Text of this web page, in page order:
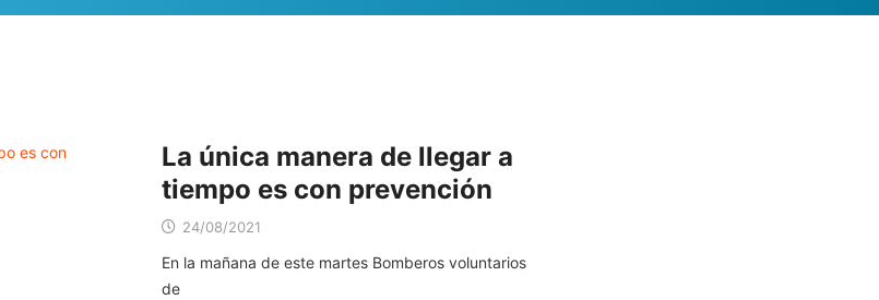
La única manera de llegar a
tiempo es con prevención
24/08/2021
En la mañana de este martes Bomberos voluntarios
de